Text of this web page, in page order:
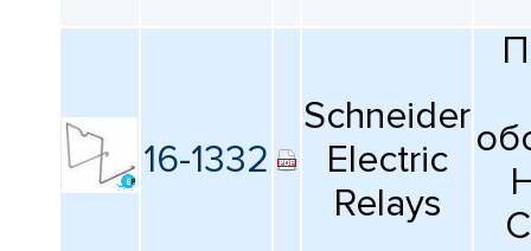
16-1332
Schneider
Electric
Relays